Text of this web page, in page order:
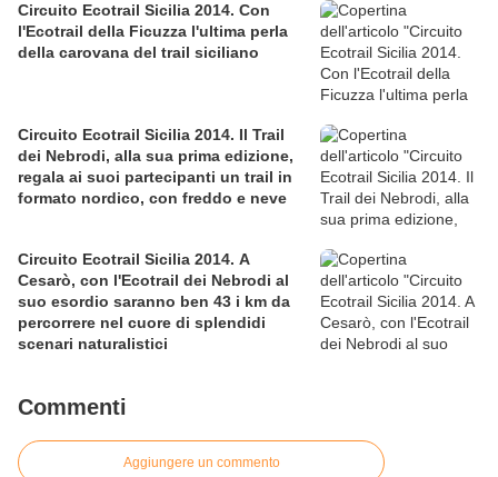
Circuito Ecotrail Sicilia 2014. Con
l'Ecotrail della Ficuzza l'ultima perla
della carovana del trail siciliano
Circuito Ecotrail Sicilia 2014. Il Trail
dei Nebrodi, alla sua prima edizione,
regala ai suoi partecipanti un trail in
formato nordico, con freddo e neve
Circuito Ecotrail Sicilia 2014. A
Cesarò, con l'Ecotrail dei Nebrodi al
suo esordio saranno ben 43 i km da
percorrere nel cuore di splendidi
scenari naturalistici
Commenti
Aggiungere un commento